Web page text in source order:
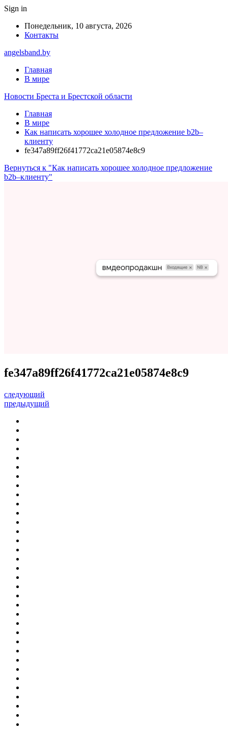
Sign in
Понедельник, 10 августа, 2026
Контакты
angelsband.by
Главная
В мире
Новости Бреста и Брестской области
Главная
В мире
Как написать хорошее холодное предложение b2b–
клиенту
fe347a89ff26f41772ca21e05874e8c9
Вернуться к "Как написать хорошее холодное предложение
b2b–клиенту"
fe347a89ff26f41772ca21e05874e8c9
следующий
предыдущий